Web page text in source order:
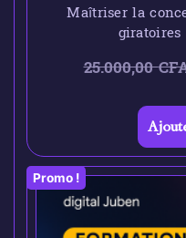
Maîtriser la
giratoires
25.000,00
Promo !